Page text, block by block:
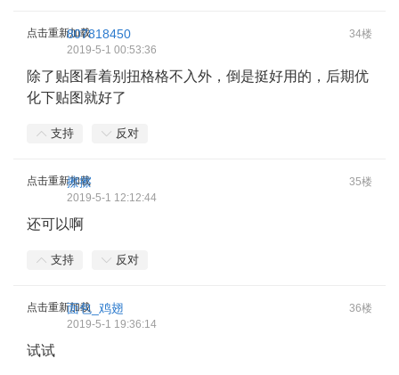
点击重新加载 34楼
807818450
2019-5-1 00:53:36
除了贴图看着别扭格格不入外，倒是挺好用的，后期优
化下贴图就好了
支持 反对
点击重新加载 35楼
擦擦
2019-5-1 12:12:44
还可以啊
支持 反对
点击重新加载 36楼
面包_鸡翅
2019-5-1 19:36:14
试试